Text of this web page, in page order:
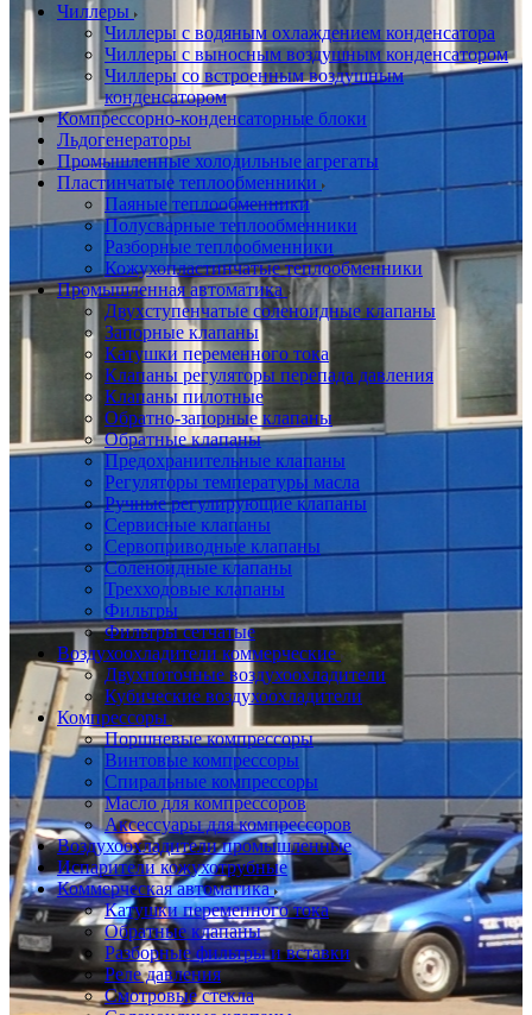
Чиллеры
Чиллеры с водяным охлаждением конденсатора
Чиллеры с выносным воздушным конденсатором
Чиллеры со встроенным воздушным
конденсатором
Компрессорно-конденсаторные блоки
Льдогенераторы
Промышленные холодильные агрегаты
Пластинчатые теплообменники
Паяные теплообменники
Полусварные теплообменники
Разборные теплообменники
Кожухопластинчатые теплообменники
Промышленная автоматика
Двухступенчатые соленоидные клапаны
Запорные клапаны
Катушки переменного тока
Клапаны регуляторы перепада давления
Клапаны пилотные
Обратно-запорные клапаны
Обратные клапаны
Предохранительные клапаны
Регуляторы температуры масла
Ручные регулирующие клапаны
Сервисные клапаны
Сервоприводные клапаны
Соленоидные клапаны
Трехходовые клапаны
Фильтры
Фильтры сетчатые
Воздухоохладители коммерческие
Двухпоточные воздухоохладители
Кубические воздухоохладители
Компрессоры
Поршневые компрессоры
Винтовые компрессоры
Спиральные компрессоры
Масло для компрессоров
Аксессуары для компрессоров
Воздухоохладители промышленные
Испарители кожухотрубные
Коммерческая автоматика
Катушки переменного тока
Обратные клапаны
Разборные фильтры и вставки
Реле давления
Смотровые стекла